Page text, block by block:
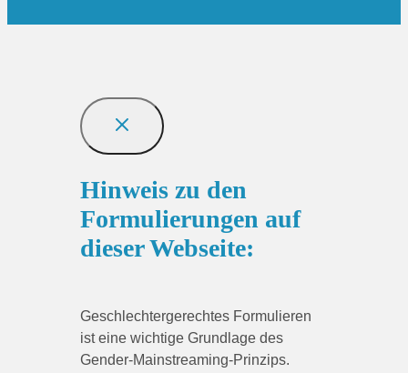
Hinweis zu den
Formulierungen auf
dieser Webseite:
Geschlechtergerechtes Formulieren
ist eine wichtige Grundlage des
Gender-Mainstreaming-Prinzips.